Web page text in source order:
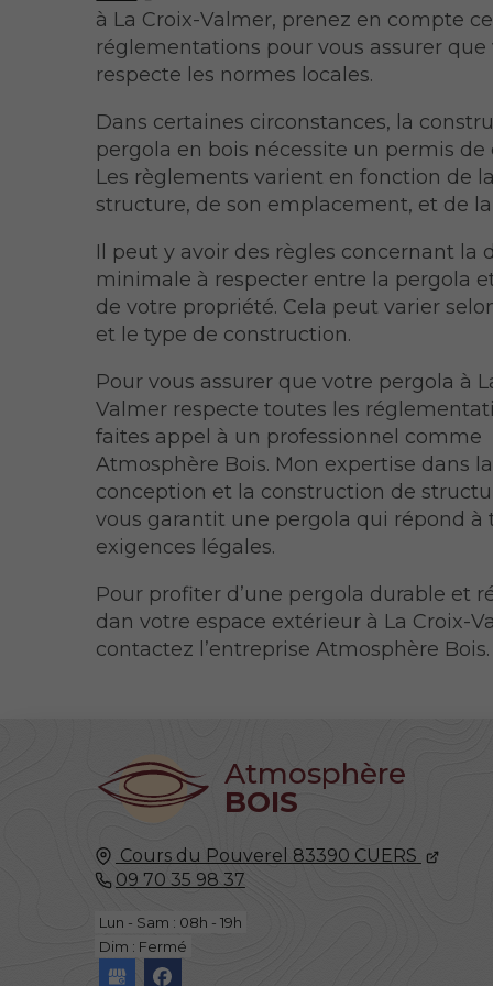
à La Croix-Valmer, prenez en compte
réglementations pour vous assurer
respecte les normes locales.
Dans certaines circonstances, la
pergola en bois nécessite un permis de
Les règlements varient en fonction de
structure, de son emplacement, et de
Il peut y avoir des règles concernant la
minimale à respecter entre la pergola
de votre propriété. Cela peut varier
et le type de construction.
Pour vous assurer que votre pergola à
Valmer respecte toutes les
faites appel à un professionnel comme
Atmosphère Bois. Mon expertise dans la
conception et la construction de
vous garantit une pergola qui répond à
exigences légales.
Pour profiter d’une pergola durable et
dan votre espace extérieur à La Croix-
contactez l’entreprise Atmosphère Bois.
Atmosphère
BOIS
Cours du Pouverel 83390 CUERS
09 70 35 98 37
Lun - Sam : 08h - 19h
Dim : Fermé